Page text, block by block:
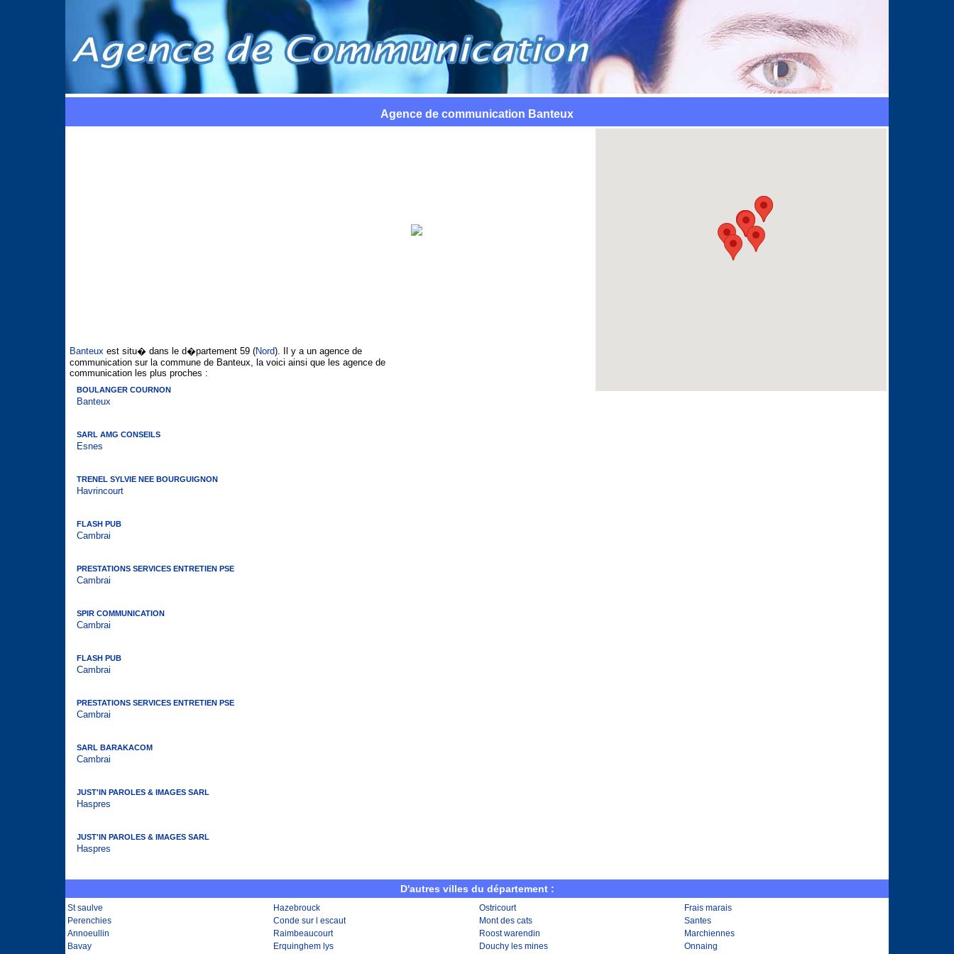
Agence de communication Banteux
Banteux est situ� dans le d�partement 59 (Nord). Il y a un agence de
communication sur la commune de Banteux, la voici ainsi que les agence de
communication les plus proches :
BOULANGER COURNON
Banteux
SARL AMG CONSEILS
Esnes
TRENEL SYLVIE NEE BOURGUIGNON
Havrincourt
FLASH PUB
Cambrai
PRESTATIONS SERVICES ENTRETIEN PSE
Cambrai
SPIR COMMUNICATION
Cambrai
FLASH PUB
Cambrai
PRESTATIONS SERVICES ENTRETIEN PSE
Cambrai
SARL BARAKACOM
Cambrai
JUST'IN PAROLES & IMAGES SARL
Haspres
JUST'IN PAROLES & IMAGES SARL
Haspres
D'autres villes du département :
St saulve Hazebrouck Ostricourt
Frais marais
Perenchies
Conde sur l escaut Mont des cats
Santes
Annoeullin
Raimbeaucourt Roost warendin
Marchiennes
Bavay
Erquinghem lys Douchy les mines Onnaing